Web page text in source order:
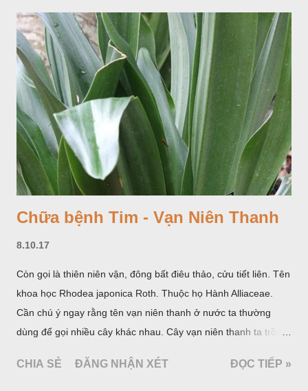
Chữa bệnh Tim - Vạn Niên Thanh
8.10.17
Còn gọi là thiên niên vận, đông bất điêu thảo, cửu tiết liên. Tên
khoa học Rhodea japonica Roth. Thuộc họ Hành Alliaceae.
Cần chú ý ngay rằng tên vạn niên thanh ở nước ta thường
dùng để gọi nhiều cây khác nhau. Cây vạn niên thanh ta trồng
Araceae. Còn cây vạn niên thanh giới thiệu ở đây thuộc họ
CHIA SẺ ĐĂNG NHẬN XÉT ĐỌC TIẾP »